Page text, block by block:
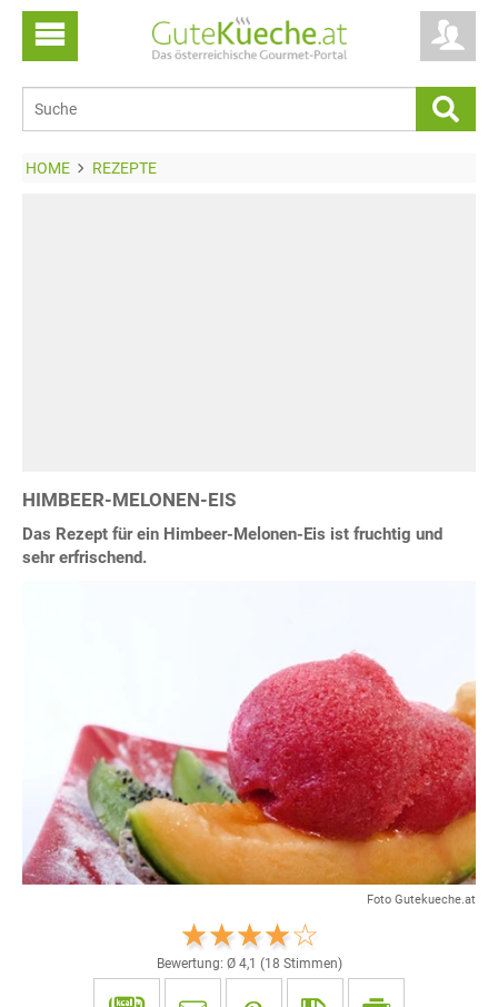
HOME REZEPTE
HIMBEER-MELONEN-EIS
Das Rezept für ein Himbeer-Melonen-Eis ist fruchtig und
sehr erfrischend.
Foto Gutekueche.at
Bewertung: Ø 4,1 (18 Stimmen)